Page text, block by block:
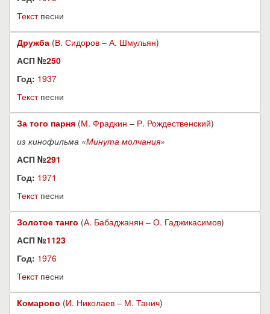
Текстпесни
Дружба (В. Сидоров – А. Шмульян)
АСП №250
Год: 1937
Текстпесни
За того парня (М. Фрадкин – Р. Рождественский)
из кинофильма «Минута молчания»
АСП №291
Год: 1971
Текстпесни
Золотое танго (А. Бабаджанян – О. Гаджикасимов)
АСП №1123
Год: 1976
Текстпесни
Комарово (И. Николаев – М. Танич)